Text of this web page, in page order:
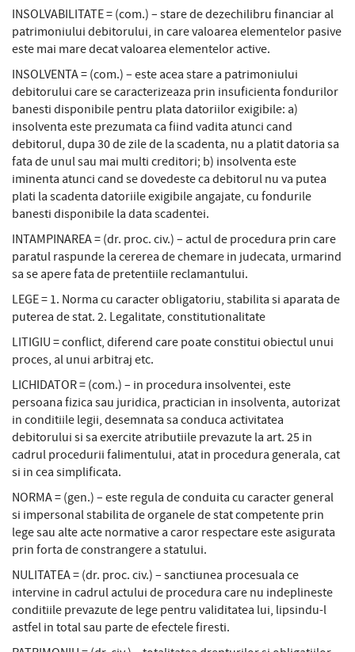
INSOLVABILITATE = (com.) – stare de dezechilibru financiar al
patrimoniului debitorului, in care valoarea elementelor pasive
este mai mare decat valoarea elementelor active.
INSOLVENTA = (com.) – este acea stare a patrimoniului
debitorului care se caracterizeaza prin insuficienta fondurilor
banesti disponibile pentru plata datoriilor exigibile: a)
insolventa este prezumata ca fiind vadita atunci cand
debitorul, dupa 30 de zile de la scadenta, nu a platit datoria sa
fata de unul sau mai multi creditori; b) insolventa este
iminenta atunci cand se dovedeste ca debitorul nu va putea
plati la scadenta datoriile exigibile angajate, cu fondurile
banesti disponibile la data scadentei.
INTAMPINAREA = (dr. proc. civ.) – actul de procedura prin care
paratul raspunde la cererea de chemare in judecata, urmarind
sa se apere fata de pretentiile reclamantului.
LEGE = 1. Norma cu caracter obligatoriu, stabilita si aparata de
puterea de stat. 2. Legalitate, constitutionalitate
LITIGIU = conflict, diferend care poate constitui obiectul unui
proces, al unui arbitraj etc.
LICHIDATOR = (com.) – in procedura insolventei, este
persoana fizica sau juridica, practician in insolventa, autorizat
in conditiile legii, desemnata sa conduca activitatea
debitorului si sa exercite atributiile prevazute la art. 25 in
cadrul procedurii falimentului, atat in procedura generala, cat
si in cea simplificata.
NORMA = (gen.) – este regula de conduita cu caracter general
si impersonal stabilita de organele de stat competente prin
lege sau alte acte normative a caror respectare este asigurata
prin forta de constrangere a statului.
NULITATEA = (dr. proc. civ.) – sanctiunea procesuala ce
intervine in cadrul actului de procedura care nu indeplineste
conditiile prevazute de lege pentru validitatea lui, lipsindu-l
astfel in total sau parte de efectele firesti.